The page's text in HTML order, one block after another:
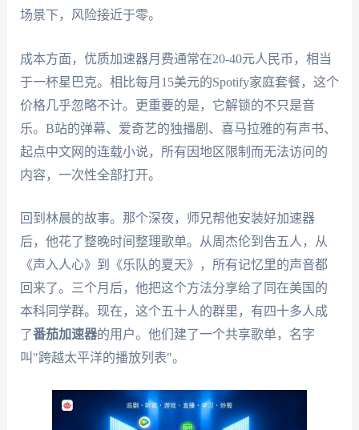
场景下，风险接近于零。
成本方面，优质加速器月费通常在20-40元人民币，相当
于一杯星巴克。相比每月15美元的Spotify家庭套餐，这个
价格几乎忽略不计。更重要的是，它解锁的不只是音
乐。B站的弹幕、爱奇艺的独播剧、喜马拉雅的有声书、
起点中文网的连载小说，所有因地区限制而无法访问的
内容，一次性全部打开。
回到林晨的故事。那个深夜，师兄帮他安装好加速器
后，他花了整晚时间整理歌单。从周杰伦到告五人，从
《声入人心》到《乐队的夏天》，所有记忆里的声音都
回来了。三个月后，他把这个方法分享给了同在美国的
本科同学群。现在，这个五十人的群里，有四十多人成
了番茄加速器的用户。他们建了一个共享歌单，名字
叫"跨越太平洋的播放列表"。